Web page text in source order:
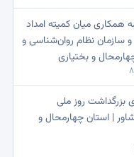
همکاری میان کمیته امداد
سازمان نظام روان‌شناسی و
و بختیاری
بزرگداشت روز ملی
| استان چهارمحال و